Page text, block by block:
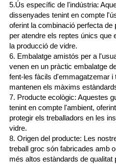
5.Ús específic de l'indústria:
dissenyades tenint en compte
oferint la combinació perfecta
per atendre els reptes únics que
la producció de vidre.
6. Embalatge amistós per a
venen en un pràctic embalatge
fent-les fàcils d'emmagatzemar i
mantenen els màxims
7. Producte ecològic: Aquestes
tenint en compte l'ambient,
protegir els treballadors en les
vidre.
8. Origen del producte: Les
treball groc són fabricades amb
més altos estàndards de